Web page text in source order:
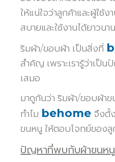
ให้แน่ใจว่าลูกค้าและผู้ใช้ง
สบายและใช้งานได้ยาวนาน
ริมผ้า/ขอบผ้า เป็นสิ่งที่
สำคัญ เพราะเรารู้ว่าเป็
เสมอ
มาดูกันว่า ริมผ้า/ขอบผ้า
ทำไม behome จึงตั้
ขนหนู ให้ตอบโจทย์ของลู
ปัญหาที่พบกับผ้าขนหนู